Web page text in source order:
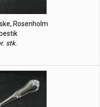
Rosenholm
stk.